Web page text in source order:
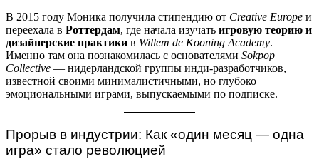
В 2015 году Моника получила стипендию от Creative Europe и
переехала в Роттердам, где начала изучать игровую теорию и
дизайнерские практики в Willem de Kooning Academy.
Именно там она познакомилась с основателями Sokpop
Collective — нидерландской группы инди-разработчиков,
известной своими минималистичными, но глубоко
эмоциональными играми, выпускаемыми по подписке.
Прорыв в индустрии: Как «один месяц — одна
игра» стало революцией